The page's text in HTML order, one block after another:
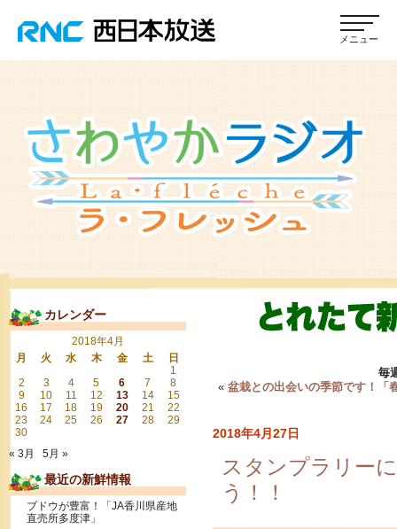
毎
« 盆栽との出会いの季節です！「
2018年4月27日
スタンプラリー
う！！
カレンダー
2018年4月
月
火 水 木 金 土
日
1
2
3 4 5 6 7
8
9
10 11 12 13 14
15
16
17 18 19 20 21
22
23
24 25 26 27 28
29
30
« 3月
5月 »
最近の新鮮情報
ブドウが豊富！「JA香川県産地
直売所多度津」